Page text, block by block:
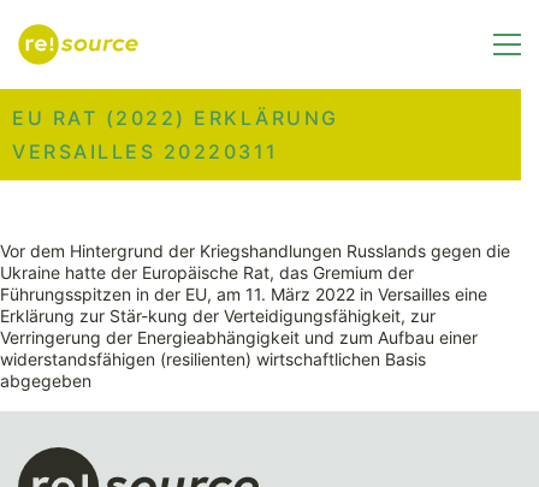
EU RAT (2022) ERKLÄRUNG
VERSAILLES 20220311
Vor dem Hintergrund der Kriegshandlungen Russlands gegen die
Ukraine hatte der Europäische Rat, das Gremium der
Führungsspitzen in der EU, am 11. März 2022 in Versailles eine
Erklärung zur Stär-kung der Verteidigungsfähigkeit, zur
Verringerung der Energieabhängigkeit und zum Aufbau einer
widerstandsfähigen (resilienten) wirtschaftlichen Basis
abgegeben